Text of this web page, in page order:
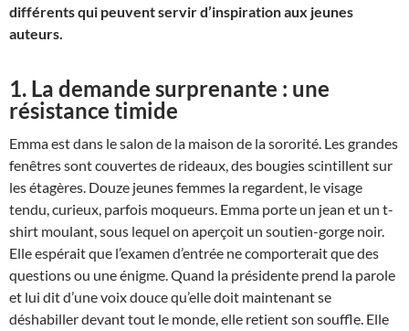
différents qui peuvent servir d’inspiration aux jeunes
auteurs.
1. La demande surprenante : une
résistance timide
Emma est dans le salon de la maison de la sororité. Les grandes
fenêtres sont couvertes de rideaux, des bougies scintillent sur
les étagères. Douze jeunes femmes la regardent, le visage
tendu, curieux, parfois moqueurs. Emma porte un jean et un t-
shirt moulant, sous lequel on aperçoit un soutien-gorge noir.
Elle espérait que l’examen d’entrée ne comporterait que des
questions ou une énigme. Quand la présidente prend la parole
et lui dit d’une voix douce qu’elle doit maintenant se
déshabiller devant tout le monde, elle retient son souffle. Elle